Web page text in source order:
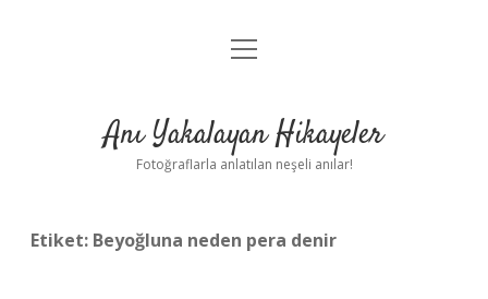
Anasayfa
Yasal Uyarı
menüyü
Anı Yakalayan Hikayeler
Fotoğraflarla anlatılan neşeli anılar!
Etiket: Beyoğluna neden pera denir